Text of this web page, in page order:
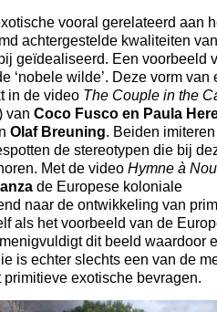
vooral gerelateerd aan
achtergestelde kwaliteiten
geïdealiseerd. Een voorbeeld
‘nobele wilde’. Deze vorm van
in de video The Couple in the
van Coco Fusco en Paula
Olaf Breuning. Beiden
de stereotypen die bij
Met de video Hymne à
de Europese koloniale
naar de ontwikkeling van
als het voorbeeld van de
dit beeld waardoor
is echter slechts een van de
exotische bevragen.